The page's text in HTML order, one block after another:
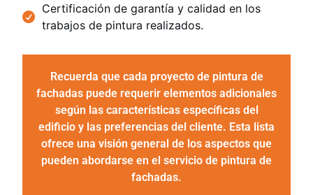
Certificación de garantía y calidad en los
trabajos de pintura realizados.
Recuerda que cada proyecto de pintura de
fachadas puede requerir elementos adicionales
según las características específicas del
edificio y las preferencias del cliente. Esta lista
ofrece una visión general de los aspectos que
pueden abordarse en el servicio de pintura de
fachadas.